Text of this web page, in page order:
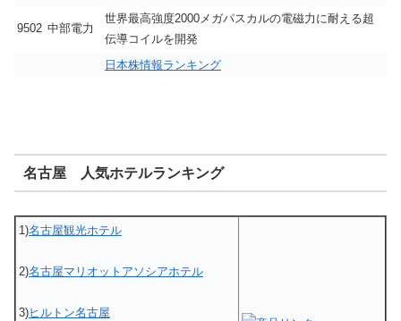
9502 中部電力
世界最高強度2000メガパスカルの電磁力に耐える超
伝導コイルを開発
日本株情報ランキング
名古屋 人気ホテルランキング
1)名古屋観光ホテル
2)名古屋マリオットアソシアホテル
3)ヒルトン名古屋